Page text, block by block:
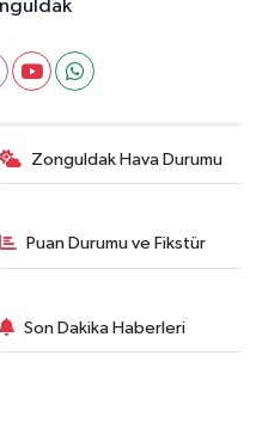
Zonguldak Hava Durumu
Puan Durumu ve Fikstür
Son Dakika Haberleri